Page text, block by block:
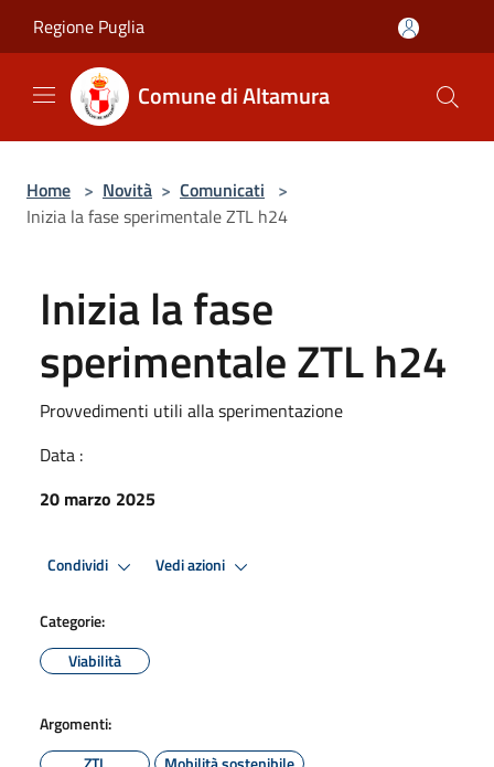
Regione Puglia
Comune di Altamura
Home > Novità > Comunicati >
Inizia la fase sperimentale ZTL h24
Inizia la fase
sperimentale ZTL h24
Provvedimenti utili alla sperimentazione
Data :
20 marzo 2025
Condividi Vedi azioni
Categorie:
Viabilità
Argomenti: